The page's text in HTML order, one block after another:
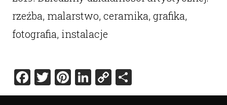
rzeźba, malarstwo, ceramika, grafika,
fotografia, instalacje
Facebook
Twitter
Pinterest
LinkedIn
Copy
Link
Share